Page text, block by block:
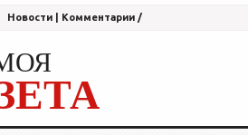
Новости Комментарии /